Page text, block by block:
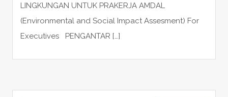
LINGKUNGAN UNTUK PRAKERJA AMDAL
(Environmental and Social Impact Assesment) For
Executives PENGANTAR […]